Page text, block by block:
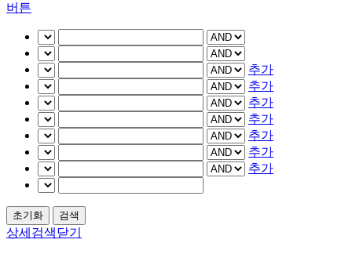
버튼
추가
추가
추가
추가
추가
추가
추가
상세검색닫기